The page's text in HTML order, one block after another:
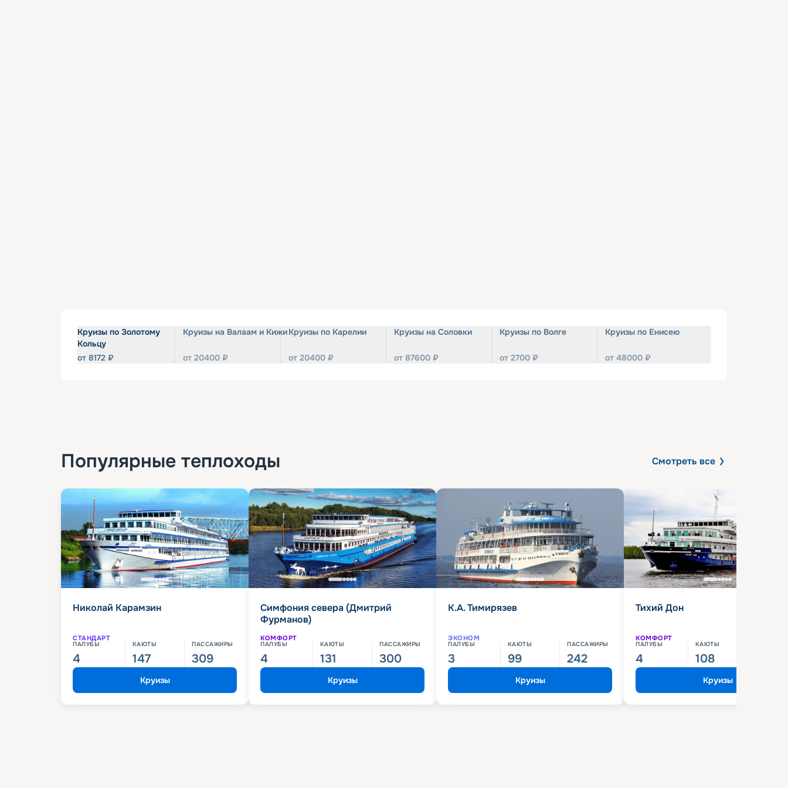
Круизы по Золотому
Кольцу
от 8172 ₽
Круизы на Валаам и Кижи
от 20400 ₽
Круизы по Карелии
от 20400 ₽
Круизы на Соловки
от 87600 ₽
Круизы по Волге
от 2700 ₽
Круизы по Енисею
от 48000 ₽
Популярные теплоходы Смотреть все
Николай Карамзин
СТАНДАРТ
ПАЛУБЫ
4
КАЮТЫ
147
ПАССАЖИРЫ
309
Круизы
Симфония севера (Дмитрий
Фурманов)
КОМФОРТ
ПАЛУБЫ
4
КАЮТЫ
131
ПАССАЖИРЫ
300
Круизы
К.А. Тимирязев
ЭКОНОМ
ПАЛУБЫ
3
КАЮТЫ
99
ПАССАЖИРЫ
242
Круизы
Тихий Дон
КОМФОРТ
ПАЛУБЫ
4
КАЮТЫ
108
Круизы